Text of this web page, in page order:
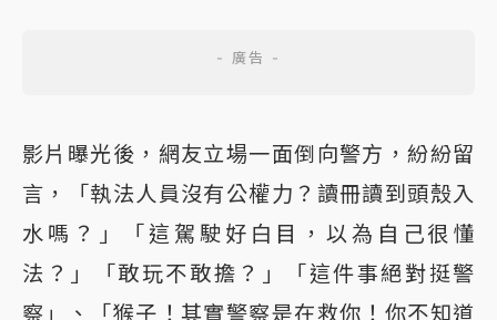
影片曝光後，網友立場一面倒向警方，紛紛留
言，「執法人員沒有公權力？讀冊讀到頭殼入
水嗎？」「這駕駛好白目，以為自己很懂
法？」「敢玩不敢擔？」「這件事絕對挺警
察」、「猴子！其實警察是在救你！你不知道